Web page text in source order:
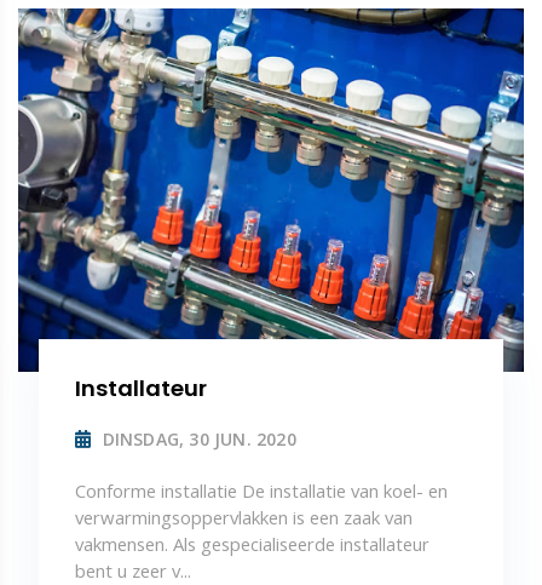
Installateur
DINSDAG, 30 JUN. 2020
Conforme installatie De installatie van koel- en
verwarmingsoppervlakken is een zaak van
vakmensen. Als gespecialiseerde installateur
bent u zeer v...